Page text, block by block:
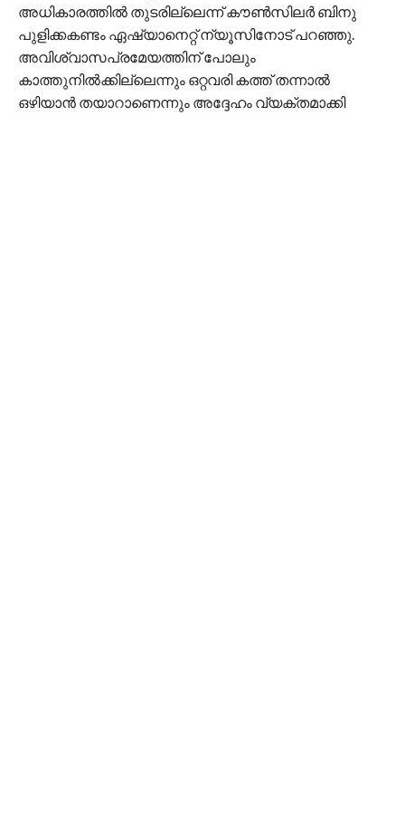
അധികാരത്തിൽ തുടരില്ലെന്ന് കൗൺസിലർ ബിനു
പുളിക്കകണ്ടം ഏഷ്യാനെറ്റ് ന്യൂസിനോട് പറഞ്ഞു.
അവിശ്വാസപ്രമേയത്തിന് പോലും
കാത്തുനിൽക്കില്ലെന്നും ഒറ്റവരി കത്ത് തന്നാൽ
ഒഴിയാൻ തയാറാണെന്നും അദ്ദേഹം വ്യക്തമാക്കി